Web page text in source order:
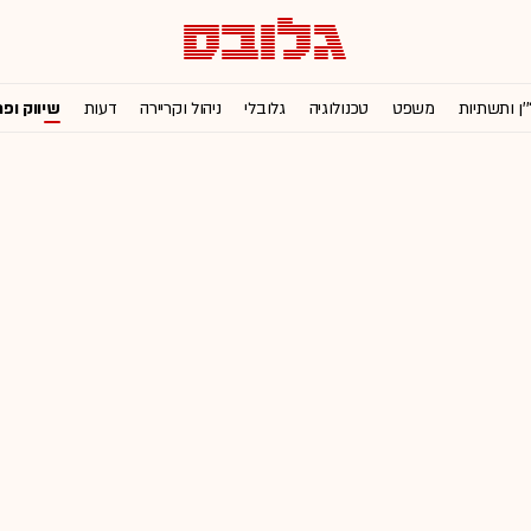
ותשתיות משפט טכנולוגיה גלובלי ניהול וקריירה דעות שיווק